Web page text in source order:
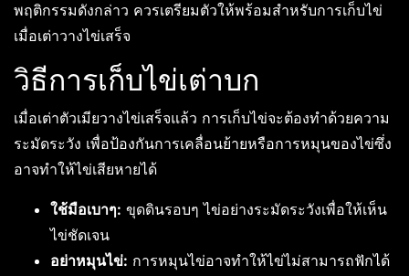
พฤติกรรมดังกล่าว ควรเตรียมตัวให้พร้อมสำหรับการเก็บไข่
เมื่อเต่าวางไข่เสร็จ
วิธีการเก็บไข่เต่าบก
เมื่อเต่าตัวเมียวางไข่เสร็จแล้ว การเก็บไข่จะต้องทำด้วยความ
ระมัดระวัง เพื่อป้องกันการเคลื่อนย้ายหรือการหมุนของไข่ซึ่ง
อาจทำให้ไข่เสียหายได้
ใช้มือเบาๆ: ขุดดินรอบๆ ไข่อย่างระมัดระวังเพื่อให้เห็น
ไข่ชัดเจน
อย่าหมุนไข่: การหมุนไข่อาจทำให้ไข่ไม่สามารถฟักได้